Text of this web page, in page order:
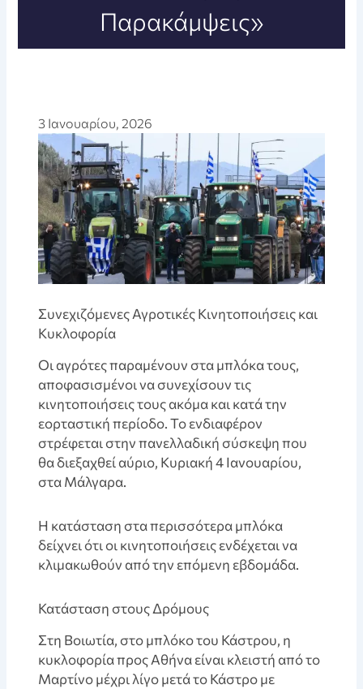
Παρακάμψεις»
3 Ιανουαρίου, 2026
Συνεχιζόμενες Αγροτικές Κινητοποιήσεις και
Κυκλοφορία
Οι αγρότες παραμένουν στα μπλόκα τους,
αποφασισμένοι να συνεχίσουν τις
κινητοποιήσεις τους ακόμα και κατά την
εορταστική περίοδο. Το ενδιαφέρον
στρέφεται στην πανελλαδική σύσκεψη που
θα διεξαχθεί αύριο, Κυριακή 4 Ιανουαρίου,
στα Μάλγαρα.
Η κατάσταση στα περισσότερα μπλόκα
δείχνει ότι οι κινητοποιήσεις ενδέχεται να
κλιμακωθούν από την επόμενη εβδομάδα.
Κατάσταση στους Δρόμους
Στη Βοιωτία, στο μπλόκο του Κάστρου, η
κυκλοφορία προς Αθήνα είναι κλειστή από το
Μαρτίνο μέχρι λίγο μετά το Κάστρο με